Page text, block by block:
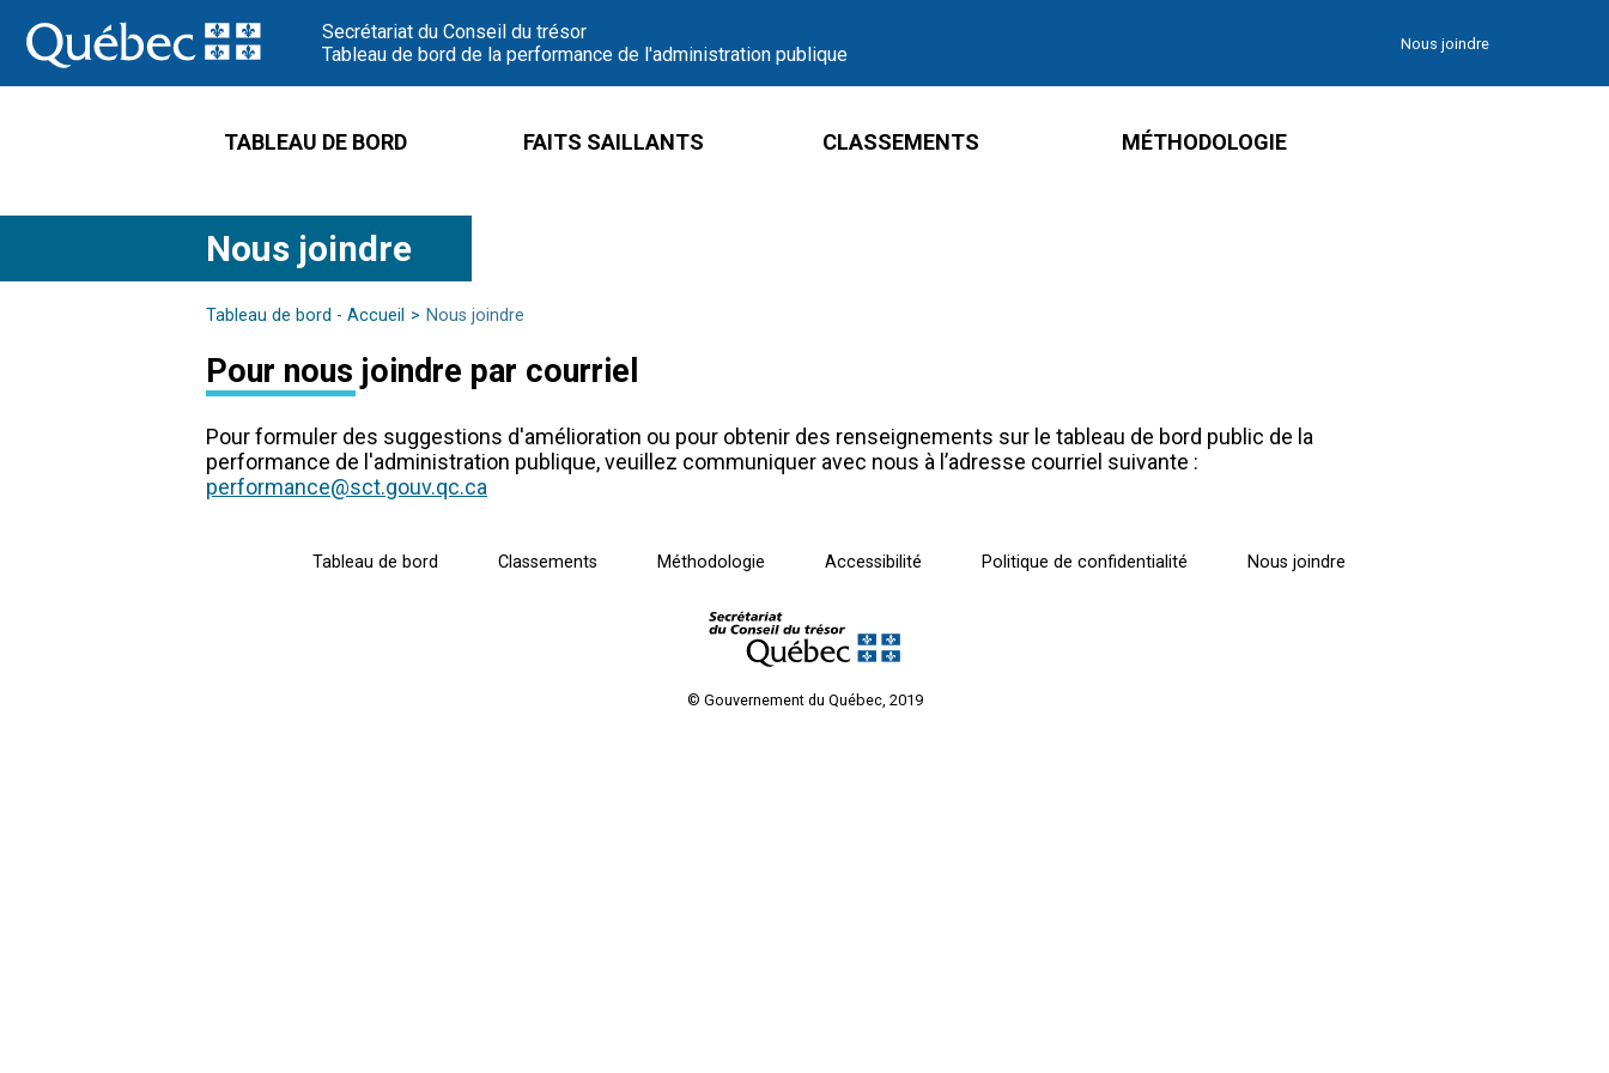
au
contenu
Secrétariat du Conseil du trésor
Tableau de bord de la performance de l'administration publique
Nous joindre
TABLEAU DE BORD FAITS SAILLANTS CLASSEMENTS MÉTHODOLOGIE
Nous joindre
Tableau de bord - Accueil Nous joindre
Pour nous joindre par courriel
Pour formuler des suggestions d'amélioration ou pour obtenir des renseignements sur le tableau de bord public de la
performance de l'administration publique, veuillez communiquer avec nous à l’adresse courriel suivante :
performance@sct.gouv.qc.ca
Tableau de bord Classements Méthodologie Accessibilité Politique de confidentialité Nous joindre
© Gouvernement du Québec, 2019